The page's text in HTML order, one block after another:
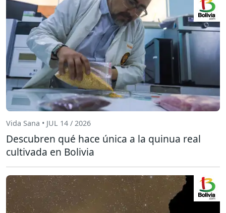
Vida Sana • JUL 14 / 2026
Descubren qué hace única a la quinua real
cultivada en Bolivia